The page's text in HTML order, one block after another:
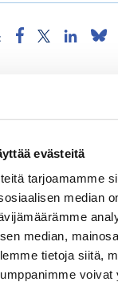
evästeitä
tarjoamamme
median
median,
tietoja siitä,
voivat
BLOGIT
on askel kohti